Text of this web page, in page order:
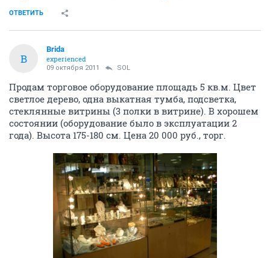
ОТВЕТИТЬ
B
Brida
experienced
09 октября 2011 SOL
Продам торговое оборудование площадь 5 кв.м. Цвет
светлое дерево, одна выкатная тумба, подсветка,
стеклянные витрины (3 полки в витрине). В хорошем
состоянии (оборудование было в эксплуатации 2
года). Высота 175-180 см. Цена 20 000 руб., торг.